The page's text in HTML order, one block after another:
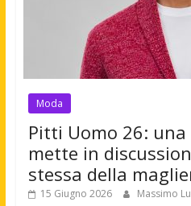
Moda
Pitti Uomo 26: una
mette in
stessa della
15 Giugno 2026 Massimo